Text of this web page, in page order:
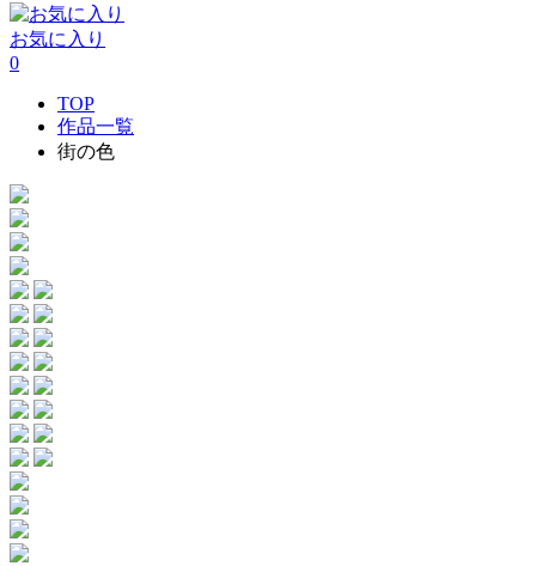
お気に入り
0
TOP
作品一覧
街の色